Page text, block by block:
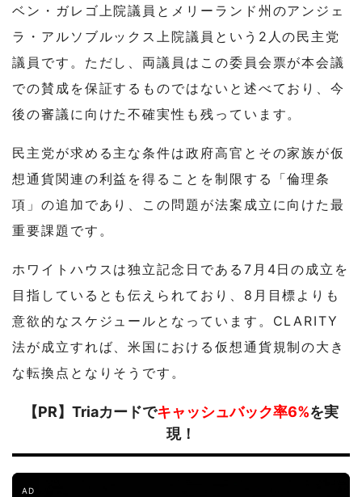
ベン・ガレゴ上院議員とメリーランド州のアンジェ
ラ・アルソブルックス上院議員という2人の民主党
議員です。ただし、両議員はこの委員会票が本会議
での賛成を保証するものではないと述べており、今
後の審議に向けた不確実性も残っています。
民主党が求める主な条件は政府高官とその家族が仮
想通貨関連の利益を得ることを制限する「倫理条
項」の追加であり、この問題が法案成立に向けた最
重要課題です。
ホワイトハウスは独立記念日である7月4日の成立を
目指しているとも伝えられており、8月目標よりも
意欲的なスケジュールとなっています。CLARITY
法が成立すれば、米国における仮想通貨規制の大き
な転換点となりそうです。
【PR】Triaカードでキャッシュバック率6%を実
現！
AD